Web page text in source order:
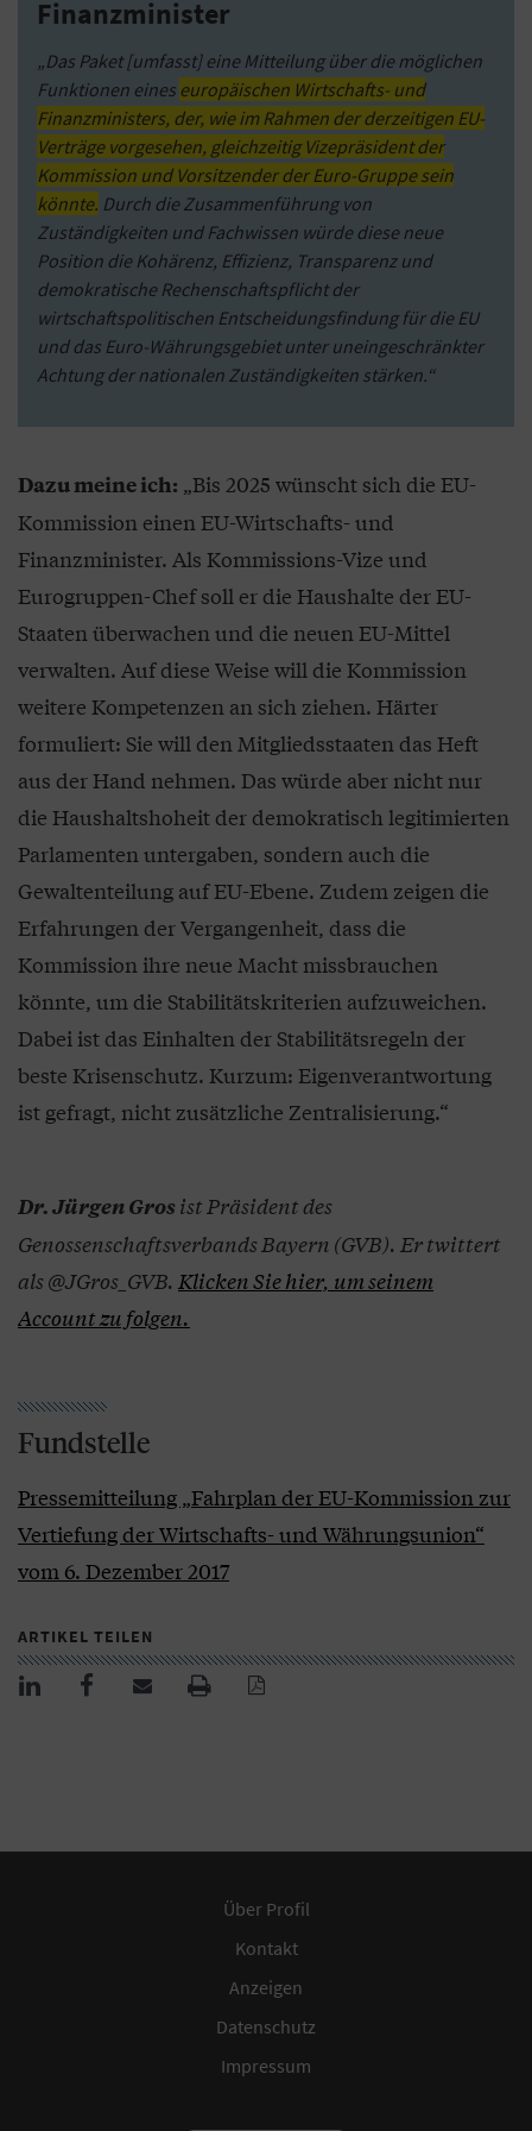
Finanzminister
„Das Paket [umfasst] eine Mitteilung über die möglichen
Funktionen eines europäischen Wirtschafts- und
Finanzministers, der, wie im Rahmen der derzeitigen EU-
Verträge vorgesehen, gleichzeitig Vizepräsident der
Kommission und Vorsitzender der Euro-Gruppe sein
könnte. Durch die Zusammenführung von
Zuständigkeiten und Fachwissen würde diese neue
Position die Kohärenz, Effizienz, Transparenz und
demokratische Rechenschaftspflicht der
wirtschaftspolitischen Entscheidungsfindung für die EU
und das Euro-Währungsgebiet unter uneingeschränkter
Achtung der nationalen Zuständigkeiten stärken.“
Dazu meine ich: „Bis 2025 wünscht sich die EU-
Kommission einen EU-Wirtschafts- und
Finanzminister. Als Kommissions-Vize und
Eurogruppen-Chef soll er die Haushalte der EU-
Staaten überwachen und die neuen EU-Mittel
verwalten. Auf diese Weise will die Kommission
weitere Kompetenzen an sich ziehen. Härter
formuliert: Sie will den Mitgliedsstaaten das Heft
aus der Hand nehmen. Das würde aber nicht nur
die Haushaltshoheit der demokratisch legitimierten
Parlamenten untergaben, sondern auch die
Gewaltenteilung auf EU-Ebene. Zudem zeigen die
Erfahrungen der Vergangenheit, dass die
Kommission ihre neue Macht missbrauchen
könnte, um die Stabilitätskriterien aufzuweichen.
Dabei ist das Einhalten der Stabilitätsregeln der
beste Krisenschutz. Kurzum: Eigenverantwortung
ist gefragt, nicht zusätzliche Zentralisierung.“
Dr. Jürgen Gros ist Präsident des
Genossenschaftsverbands Bayern (GVB). Er twittert
als @JGros_GVB. Klicken Sie hier, um seinem
Account zu folgen.
Fundstelle
Pressemitteilung „Fahrplan der EU-Kommission zur
Vertiefung der Wirtschafts- und Währungsunion“
vom 6. Dezember 2017
ARTIKEL TEILEN
Über Profil
Kontakt
Anzeigen
Datenschutz
Impressum